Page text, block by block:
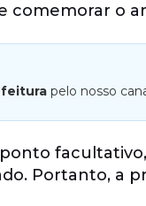
o
pelo nosso
Portanto, a